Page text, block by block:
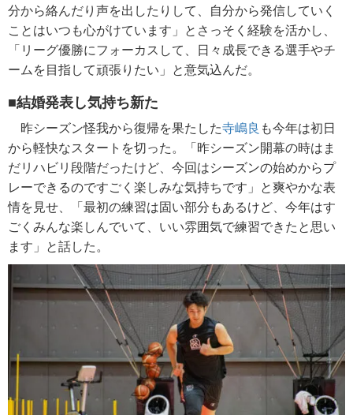
分から絡んだり声を出したりして、自分から発信していく
ことはいつも心がけています」とさっそく経験を活かし、
「リーグ優勝にフォーカスして、日々成長できる選手やチ
ームを目指して頑張りたい」と意気込んだ。
■結婚発表し気持ち新た
昨シーズン怪我から復帰を果たした寺嶋良 も今年は初日
から軽快なスタートを切った。「昨シーズン開幕の時はま
だリハビリ段階だったけど、今回はシーズンの始めからプ
レーできるのですごく楽しみな気持ちです」と爽やかな表
情を見せ、「最初の練習は固い部分もあるけど、今年はす
ごくみんな楽しんでいて、いい雰囲気で練習できたと思い
ます」と話した。